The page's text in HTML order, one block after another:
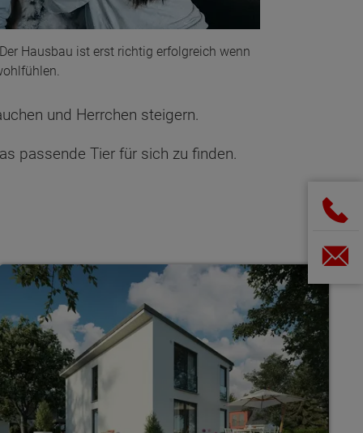
Hausbau ist erst richtig erfolgreich wenn
und Herrchen steigern.
passende Tier für sich zu finden.